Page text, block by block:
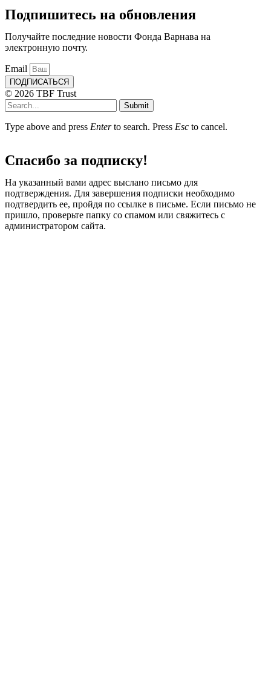
Подпишитесь на обновления
Получайте последние новости Фонда Варнава на
электронную почту.
Email
ПОДПИСАТЬСЯ
© 2026 TBF Trust
Submit
Type above and press Enterto search. Press Esc to cancel.
Спасибо за подписку!
На указанный вами адрес выслано письмо для
подтверждения. Для завершения подписки необходимо
подтвердить ее, пройдя по ссылке в письме. Если письмо не
пришло, проверьте папку со спамом или свяжитесь с
администратором сайта.